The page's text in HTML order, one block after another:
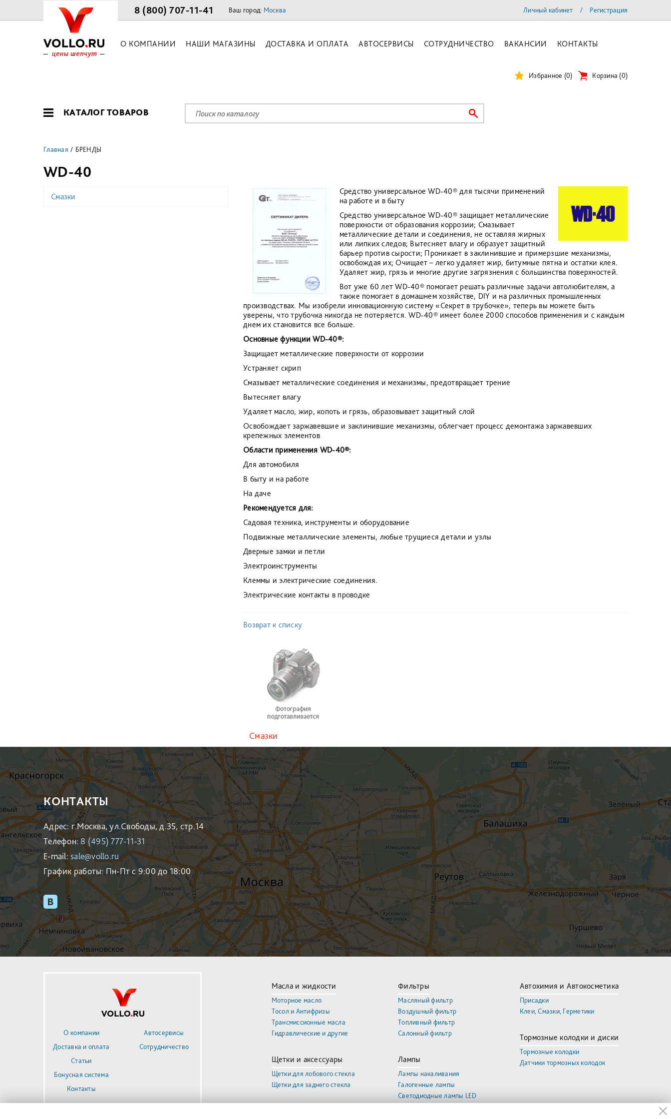
8 (800) 707-11-41 Ваш город: Москва Личный кабинет / Регистрация
О КОМПАНИИ НАШИ МАГАЗИНЫ ДОСТАВКА И ОПЛАТА АВТОСЕРВИСЫ СОТРУДНИЧЕСТВО ВАКАНСИИ КОНТАКТЫ
Корзина (0)
Избранное (0)
КАТАЛОГ ТОВАРОВ
Главная БРЕНДЫ
WD-40
Смазки
Средство универсальное WD-40® для тысячи применений
на работе и в быту
Средство универсальное WD-40® защищает металлические
поверхности от образования коррозии; Смазывает
металлические детали и соединения, не оставляя жирных
или липких следов; Вытесняет влагу и образует защитный
барьер против сырости; Проникает в заклинившие и примерзшие механизмы,
освобождая их; Очищает – легко удаляет жир, битумные пятна и остатки клея.
Удаляет жир, грязь и многие другие загрязнения с большинства поверхностей.
Вот уже 60 лет WD-40® помогает решать различные задачи автолюбителям, а
также помогает в домашнем хозяйстве, DIY и на различных промышленных
производствах. Мы изобрели инновационную систему «Секрет в трубочке», теперь вы можете быть
уверены, что трубочка никогда не потеряется. WD-40® имеет более 2000 способов применения и с каждым
днем их становится все больше.
Основные функции WD-40®:
Защищает металлические поверхности от коррозии
Устраняет скрип
Смазывает металлические соединения и механизмы, предотвращает трение
Вытесняет влагу
Удаляет масло, жир, копоть и грязь, образовывает защитный слой
Освобождает заржавевшие и заклинившие механизмы, облегчает процесс демонтажа заржавевших
крепежных элементов
Области применения WD-40®:
Для автомобиля
В быту и на работе
На даче
Рекомендуется для:
Садовая техника, инструменты и оборудование
Подвижные металлические элементы, любые трущиеся детали и узлы
Дверные замки и петли
Электроинструменты
Клеммы и электрические соединения.
Электрические контакты в проводке
Возврат к списку
Смазки
КОНТАКТЫ
Адрес: г.Москва, ул.Свободы, д.35, стр.14
Телефон:8 (495) 777-11-31
E-mail: sale@vollo.ru
График работы: Пн-Пт с 9:00 до 18:00
О компании
Доставка и оплата
Статьи
Бонусная система
Контакты
Автосервисы
Сотрудничество
Масла и жидкости
Моторное масло
Тосол и Антифризы
Трансмиссионные масла
Гидравлические и другие
Щетки и аксессуары
Щетки для лобового стекла
Щетки для заднего стекла
Фильтры
Масляный фильтр
Воздушный фильтр
Топливный фильтр
Салонный фильтр
Лампы
Лампы накаливания
Галогенные лампы
Светодиодные лампы LED
Автохимия и Автокосметика
Присадки
Клеи, Смазки, Герметики
Тормозные колодки и диски
Тормозные колодки
Датчики тормозных колодок